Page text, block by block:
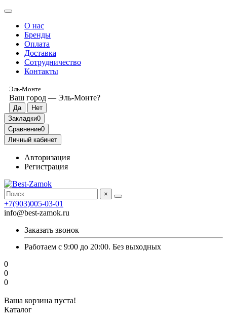
О нас
Бренды
Оплата
Доставка
Сотрудничество
Контакты
Эль-Монте
Ваш город — Эль-Монте?
Закладки0
Сравнение0
Личный кабинет
Авторизация
Регистрация
×
+7(903)005-03-01
info@best-zamok.ru
Заказать звонок
Работаем с 9:00 до 20:00. Без выходных
0
0
0
Ваша корзина пуста!
Каталог